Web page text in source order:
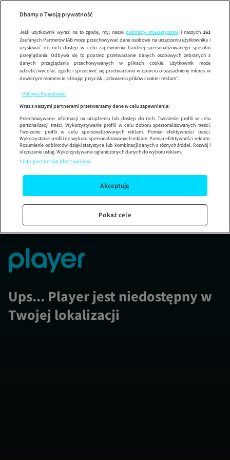
Wypróbuj aplikację mobilną
Korzystaj z łatwiejszej nawigacji i ciesz się szybszym
Ups... Player jest niedostępny w
Twojej lokalizacji
Dbamy o Twoją prywatność
Jeśli użytkownik wyrazi na to zgodę, my, nasze podmioty stowarzyszonei naszych 161
Zaufanych Partnerów IAB może przechowywać dane osobowe na urządzeniu użytkownika i
uzyskiwać do nich dostęp w celu zapewnienia bardziej spersonalizowanego sposobu
przeglądania. Odbywa się to poprzez przetwarzanie danych osobowych zebranych z
danych przeglądania przechowywanych w plikach cookie. Użytkownik może
udzielić/wycofać zgodę i sprzeciwić się przetwarzaniu w oparciu o uzasadniony interes w
dowolnym momencie, klikając przycisk „Ustawienia plików cookie i reklam”.
Polityka Prywatności
Wraz z naszymi partnerami przetwarzamy dane w celu zapewnienia:
Przechowywanie informacji na urządzeniu lub dostęp do nich. Tworzenie profili w celu
personalizacji treści. Wykorzystywanie profili w celu doboru spersonalizowanych treści.
Tworzenie profili w celu spersonalizowanych reklam. Pomiar efektywności treści.
Wykorzystanie profili do wyboru spersonalizowanych reklam. Pomiar efektywności reklam.
Rozumienie odbiorców dzięki statystyce lub kombinacji danych z różnych źródeł. Rozwój i
ulepszanie usług. Wykorzystywanie ograniczonych danych do wyboru reklam.
Lista partnerów (dostawców)
Akceptuję
Pokaż cele